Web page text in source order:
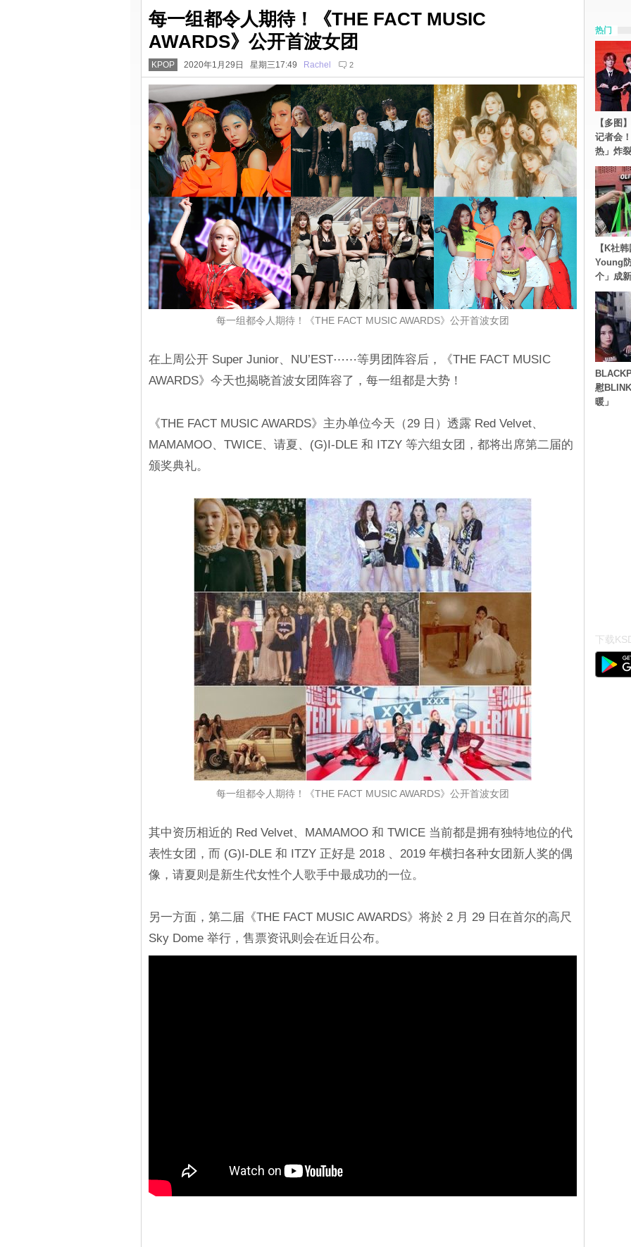
每一组都令人期待！《THE FACT MUSIC
AWARDS》公开首波女团
KPOP 2020年1月29日 星期三17:49 Rachel 2
每一组都令人期待！《THE FACT MUSIC AWARDS》公开首波女团
在上周公开 Super Junior、NU’EST⋯⋯等男团阵容后，《THE FACT MUSIC
AWARDS》今天也揭晓首波女团阵容了，每一组都是大势！
《THE FACT MUSIC AWARDS》主办单位今天（29 日）透露 Red Velvet、
MAMAMOO、TWICE、请夏、(G)I-DLE 和 ITZY 等六组女团，都将出席第二届的
颁奖典礼。
每一组都令人期待！《THE FACT MUSIC AWARDS》公开首波女团
其中资历相近的 Red Velvet、MAMAMOO 和 TWICE 当前都是拥有独特地位的代
表性女团，而 (G)I-DLE 和 ITZY 正好是 2018 、2019 年横扫各种女团新人奖的偶
像，请夏则是新生代女性个人歌手中最成功的一位。
另一方面，第二届《THE FACT MUSIC AWARDS》将於 2 月 29 日在首尔的高尺
Sky Dome 举行，售票资讯则会在近日公布。
热门
【多图
记者会
热」炸
【K社
Young
个」成
慰
暖」
下载